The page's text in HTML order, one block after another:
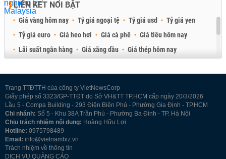
LIÊN KẾT NỔI BẬT
Giá vàng hôm nay Tỷ giá ngoại tệ Tỷ giá usd
Tỷ giá yen
Tỷ giá euro
Giá heo hơi Giá cà phê
Giá tiêu hôm nay
Lãi suất ngân hàng
Giá xăng dầu
Giá thép hôm nay
Trang TTĐTTH của công ty VietNewsCorp
Giấy phép số 3323/GP-TTĐT do Sở VH&TT TP.HCM cấp ngày 20/3/2026
Lầu 5 - Compa Building - 293 Điện Biên Phủ - Phường Gia Định - TP.HCM
Chi nhánh: Số 5 - Khu 38A Trần Phú - Phường Ba Đình - TP. Hà Nội
Chịu trách nhiệm nội dung: Hoàng Hữu Lợi
Hotline: 0975798489
Email: info@vietnambiz.vn
Trách nhiệm về thông tin
DỊCH VỤ QUẢNG CÁO